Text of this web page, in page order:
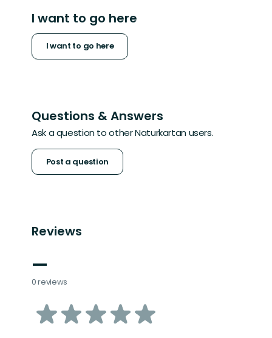
I want to go here
I want to go here
Questions & Answers
Ask a question to other Naturkartan users.
Post a question
Reviews
—
0 reviews
of